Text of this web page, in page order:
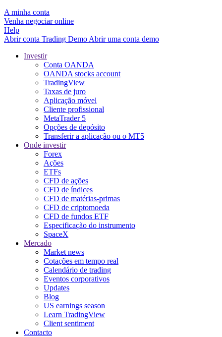
A minha conta
Venha negociar online
Help
Abrir conta Trading Demo Abrir uma conta demo
Investir
Conta OANDA
OANDA stocks account
TradingView
Taxas de juro
Aplicação móvel
Cliente profissional
MetaTrader 5
Opções de depósito
Transferir a aplicação ou o MT5
Onde investir
Forex
Ações
ETFs
CFD de ações
CFD de índices
CFD de matérias-primas
CFD de criptomoeda
CFD de fundos ETF
Especificação do instrumento
SpaceX
Mercado
Market news
Cotações em tempo real
Calendário de trading
Eventos corporativos
Updates
Blog
US earnings season
Learn TradingView
Client sentiment
Contacto